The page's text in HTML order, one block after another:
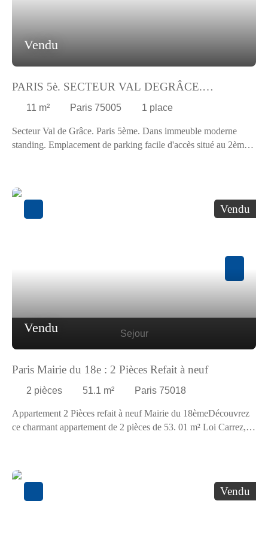
Vendu
PARIS 5è. SECTEUR VAL DEGRÂCE.
EMPLACEMENT. EXCLUSIVITÉ
11 m² Paris 75005 1 place
Secteur Val de Grâce. Paris 5ème. Dans immeuble moderne
standing. Emplacement de parking facile d'accès situé au 2ème
amples renseignements sur cet emplacement de parking en vente
dans le secteur Val de Grâce.
Sejour
Vendu
Vendu
Paris Mairie du 18e : 2 Pièces Refait à neuf
2 pièces 51.1 m² Paris 75018
Appartement 2 Pièces refait à neuf Mairie du 18èmeDécouvrez
ce charmant appartement de 2 pièces de 53. 01 m² Loi Carrez,
séjour, une cuisine aménagée séparée, une chambre avec
dressing et une salle 'eau avec un WC. Fenêtres PVC. Double
vitrage. Très bon plan. Traversant. Vue dégagée. Calme,Vendu